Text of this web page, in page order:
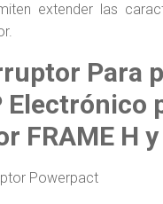
extender las
Para
Electrónico
FRAME H